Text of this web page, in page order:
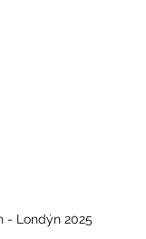
- Londýn 2025